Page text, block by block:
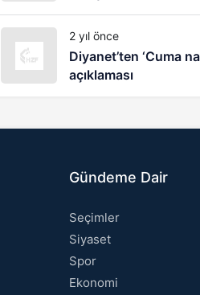
çıkma yasağı nasıl
2 yıl önce
Diyanet’ten ‘Cuma
açıklaması
Gündeme Dair
Seçimler
Siyaset
Spor
Ekonomi